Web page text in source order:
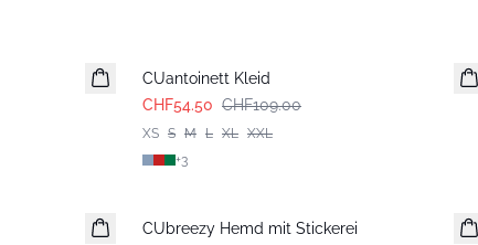
CUantoinett Kleid
CHF54.50 CHF109.00
XS S M L XL XXL
+3
CUbreezy Hemd mit Stickerei